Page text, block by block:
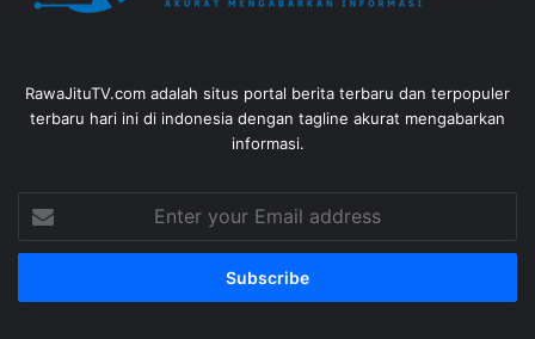
RawaJituTV.com adalah situs portal berita terbaru dan terpopuler
terbaru hari ini di indonesia dengan tagline akurat mengabarkan
informasi.
your
Email